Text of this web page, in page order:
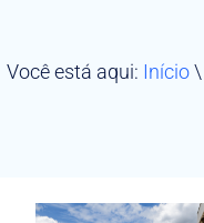
Você está aqui: Início\